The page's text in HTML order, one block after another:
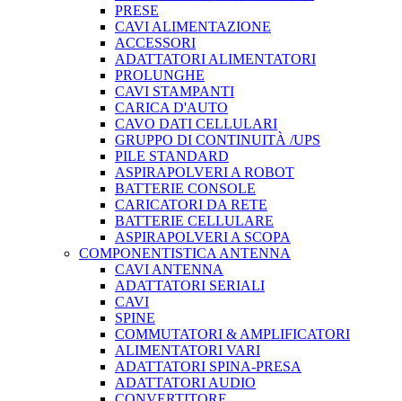
PRESE
CAVI ALIMENTAZIONE
ACCESSORI
ADATTATORI ALIMENTATORI
PROLUNGHE
CAVI STAMPANTI
CARICA D'AUTO
CAVO DATI CELLULARI
GRUPPO DI CONTINUITÀ /UPS
PILE STANDARD
ASPIRAPOLVERI A ROBOT
BATTERIE CONSOLE
CARICATORI DA RETE
BATTERIE CELLULARE
ASPIRAPOLVERI A SCOPA
COMPONENTISTICA ANTENNA
CAVI ANTENNA
ADATTATORI SERIALI
CAVI
SPINE
COMMUTATORI & AMPLIFICATORI
ALIMENTATORI VARI
ADATTATORI SPINA-PRESA
ADATTATORI AUDIO